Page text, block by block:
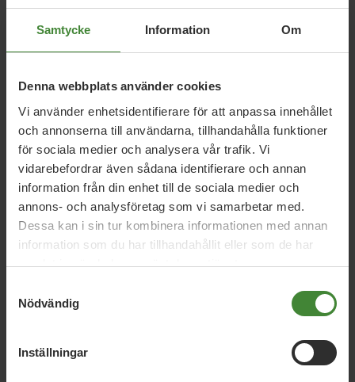
Samtycke Information Om
Denna webbplats använder cookies
Vi använder enhetsidentifierare för att anpassa innehållet
och annonserna till användarna, tillhandahålla funktioner
för sociala medier och analysera vår trafik. Vi
vidarebefordrar även sådana identifierare och annan
information från din enhet till de sociala medier och
annons- och analysföretag som vi samarbetar med.
Dessa kan i sin tur kombinera informationen med annan
information som du har tillhandahållit eller som de har
samlat in när du har använt deras tjänster.
Nödvändig
Inställningar
Relaterade nyheter
Daniel Helldéns Almedalstal
18 maj 2026
MP presenterar industripaket för hållbar
konkurrenskraft